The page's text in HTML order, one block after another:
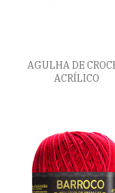
AGULHA DE
ACRÍLICO